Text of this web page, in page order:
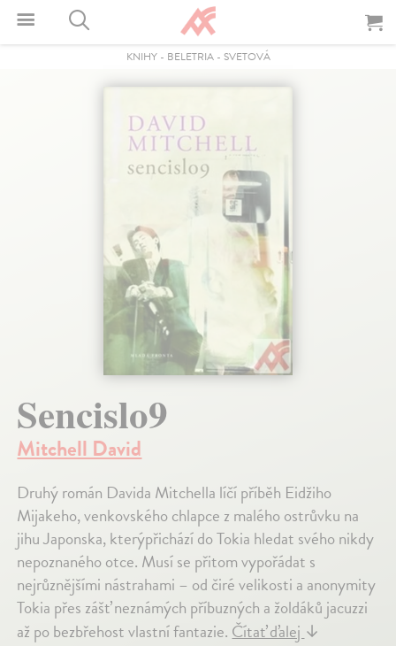
KNIHY- BELETRIA- SVETOVÁ
Sencislo9
Mitchell David
Druhý román Davida Mitchella líčí příběh Eidžiho
Mijakeho, venkovského chlapce z malého ostrůvku na
jihu Japonska, kterýpřichází do Tokia hledat svého nikdy
nepoznaného otce. Musí se přitom vypořádat s
nejrůznějšími nástrahami – od čiré velikosti a anonymity
Tokia přes zášť neznámých příbuzných a žoldáků jacuzzi
až po bezbřehost vlastní fantazie.Čítať ďalej↓